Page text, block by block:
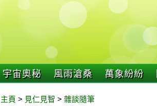
宇宙奧秘 風雨滄桑 萬象紛紛
主頁 > 見仁見智 > 雜談隨筆